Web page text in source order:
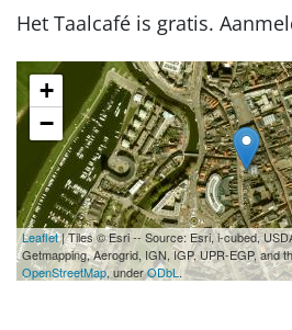
Het Taalcafé is gratis.
+
−
Leaflet| Tiles © Esri -- Source: Esri, i-cubed,
Getmapping, Aerogrid, IGN, IGP, UPR-EGP, and
OpenStreetMap, underODbL.